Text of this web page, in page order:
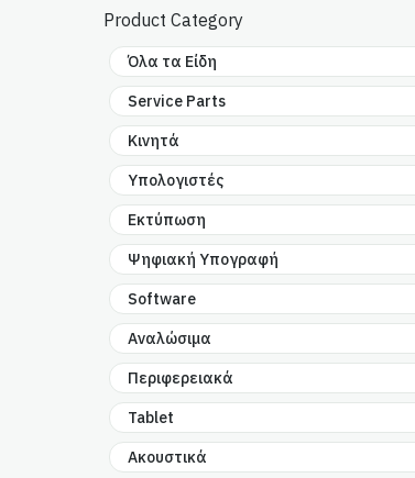
Product Category
Όλα τα Είδη
Service Parts
Κινητά
Υπολογιστές
Εκτύπωση
Ψηφιακή Υπογραφή
Software
Αναλώσιμα
Περιφερειακά
Tablet
Ακουστικά